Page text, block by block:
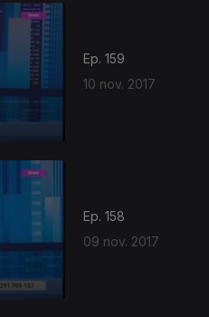
Ep. 159
10 nov. 2017
Ep. 158
09 nov. 2017